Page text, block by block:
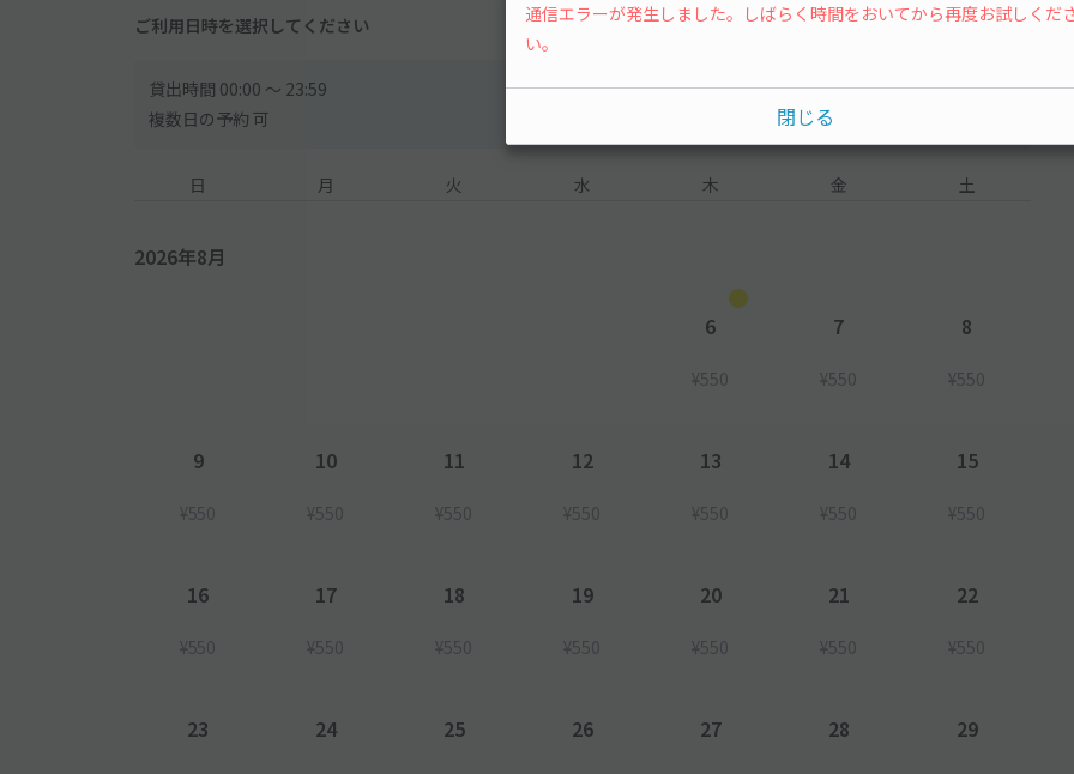
ご利用日時を選択してください
貸出時間 00:00 〜 23:59
複数日の予約 可
日 月 火 水 木 金 土
2026年8月
6
¥550
7
¥550
8
¥550
9
¥550
10
¥550
11
¥550
12
¥550
13
¥550
14
¥550
15
¥550
16
¥550
17
¥550
18
¥550
19
¥550
20
¥550
21
¥550
22
¥550
23 24 25 26 27 28 29
通信エラーが発生しました。しばらく時間をおいてから再度お試しくだ
い。
閉じる